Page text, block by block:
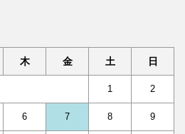
木 金 土 日
1 2
6 7 8 9